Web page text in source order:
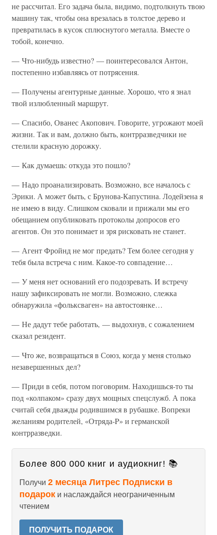
не рассчитал. Его задача была, видимо, подтолкнуть твою
машину так, чтобы она врезалась в толстое дерево и
превратилась в кусок сплюснутого металла. Вместе о
тобой, конечно.
— Что-нибудь известно? — поинтересовался Антон,
постепенно избавляясь от потрясения.
— Получены агентурные данные. Хорошо, что я знал
твой излюбленный маршрут.
— Спасибо, Ованес Акопович. Говорите, угрожают моей
жизни. Так и вам, должно быть, контрразведчики не
стелили красную дорожку.
— Как думаешь: откуда это пошло?
— Надо проанализировать. Возможно, все началось с
Эрики. А может быть, с Брунова-Капустина. Лодейзена я
не имею в виду. Слишком сковали и прижали мы его
обещанием опубликовать протоколы допросов его
агентов. Он это понимает и зря рисковать не станет.
— Агент Фройнд не мог предать? Тем более сегодня у
тебя была встреча с ним. Какое-то совпадение…
— У меня нет оснований его подозревать. И встречу
нашу зафиксировать не могли. Возможно, слежка
обнаружила «фольксваген» на автостоянке…
— Не дадут тебе работать, — выдохнув, с сожалением
сказал резидент.
— Что же, возвращаться в Союз, когда у меня столько
незавершенных дел?
— Приди в себя, потом поговорим. Находишься-то ты
под «колпаком» сразу двух мощных спецслужб. А пока
считай себя дважды родившимся в рубашке. Вопреки
желаниям родителей, «Отряда-P» и германской
контрразведки.
Более 800 000 книг и аудиокниг! 📚
Получи 2 месяца Литрес Подписки в
подарок и наслаждайся неограниченным
чтением
ПОЛУЧИТЬ ПОДАРОК